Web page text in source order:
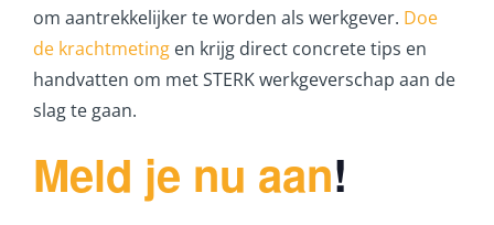
om aantrekkelijker te worden als werkgever. Doe
de krachtmeting en krijg direct concrete tips en
handvatten om met STERK werkgeverschap aan de
slag te gaan.
Meld je nu aan!